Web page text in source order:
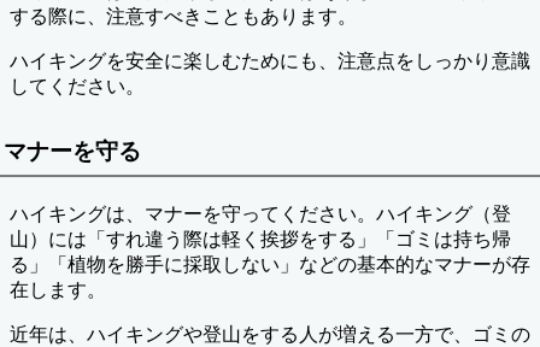
する際に、注意すべきこともあります。
ハイキングを安全に楽しむためにも、注意点をしっかり意識
してください。
マナーを守る
ハイキングは、マナーを守ってください。ハイキング（登
山）には「すれ違う際は軽く挨拶をする」「ゴミは持ち帰
る」「植物を勝手に採取しない」などの基本的なマナーが存
在します。
近年は、ハイキングや登山をする人が増える一方で、ゴミの